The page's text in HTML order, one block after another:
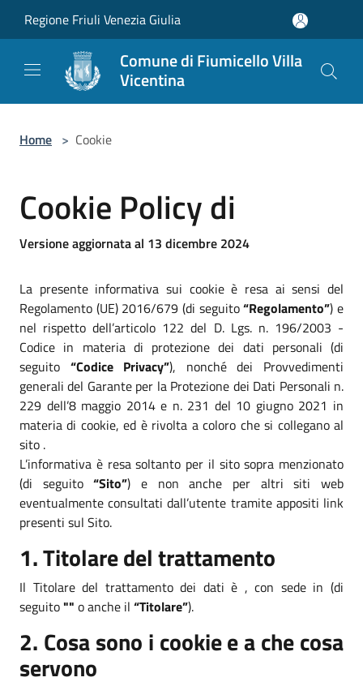
Regione Friuli Venezia Giulia
Comune di Fiumicello Villa
Vicentina
Home > Cookie
Cookie Policy di
Versione aggiornata al 13 dicembre 2024
La presente informativa sui cookie è resa ai sensi del
Regolamento (UE) 2016/679 (di seguito“Regolamento”) e
nel rispetto dell’articolo 122 del D. Lgs. n. 196/2003 -
Codice in materia di protezione dei dati personali (di
seguito “Codice Privacy”), nonché dei Provvedimenti
generali del Garante per la Protezione dei Dati Personali n.
229 dell’8 maggio 2014 e n. 231 del 10 giugno 2021 in
materia di cookie, ed è rivolta a coloro che si collegano al
sito .
L’informativa è resa soltanto per il sito sopra menzionato
(di seguito“Sito”) e non anche per altri siti web
eventualmente consultati dall’utente tramite appositi link
presenti sul Sito.
1. Titolare del trattamento
Il Titolare del trattamento dei dati è , con sede in (di
seguito"" o anche il “Titolare”).
2. Cosa sono i cookie e a che cosa
servono